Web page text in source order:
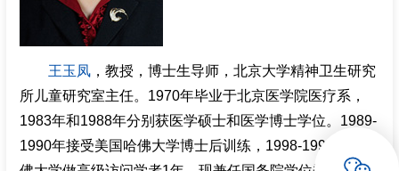
合作支援
王玉凤，教授，博士生导师，北京大学精神卫生研究
所儿童研究室主任。1970年毕业于北京医学院医疗系，
1983年和1988年分别获医学硕士和医学博士学位。1989-
1990年接受美国哈佛大学博士后训练，1998-1999年返哈